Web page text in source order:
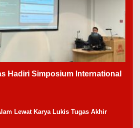
Hadiri Simposium International
Lewat Karya Lukis Tugas Akhir